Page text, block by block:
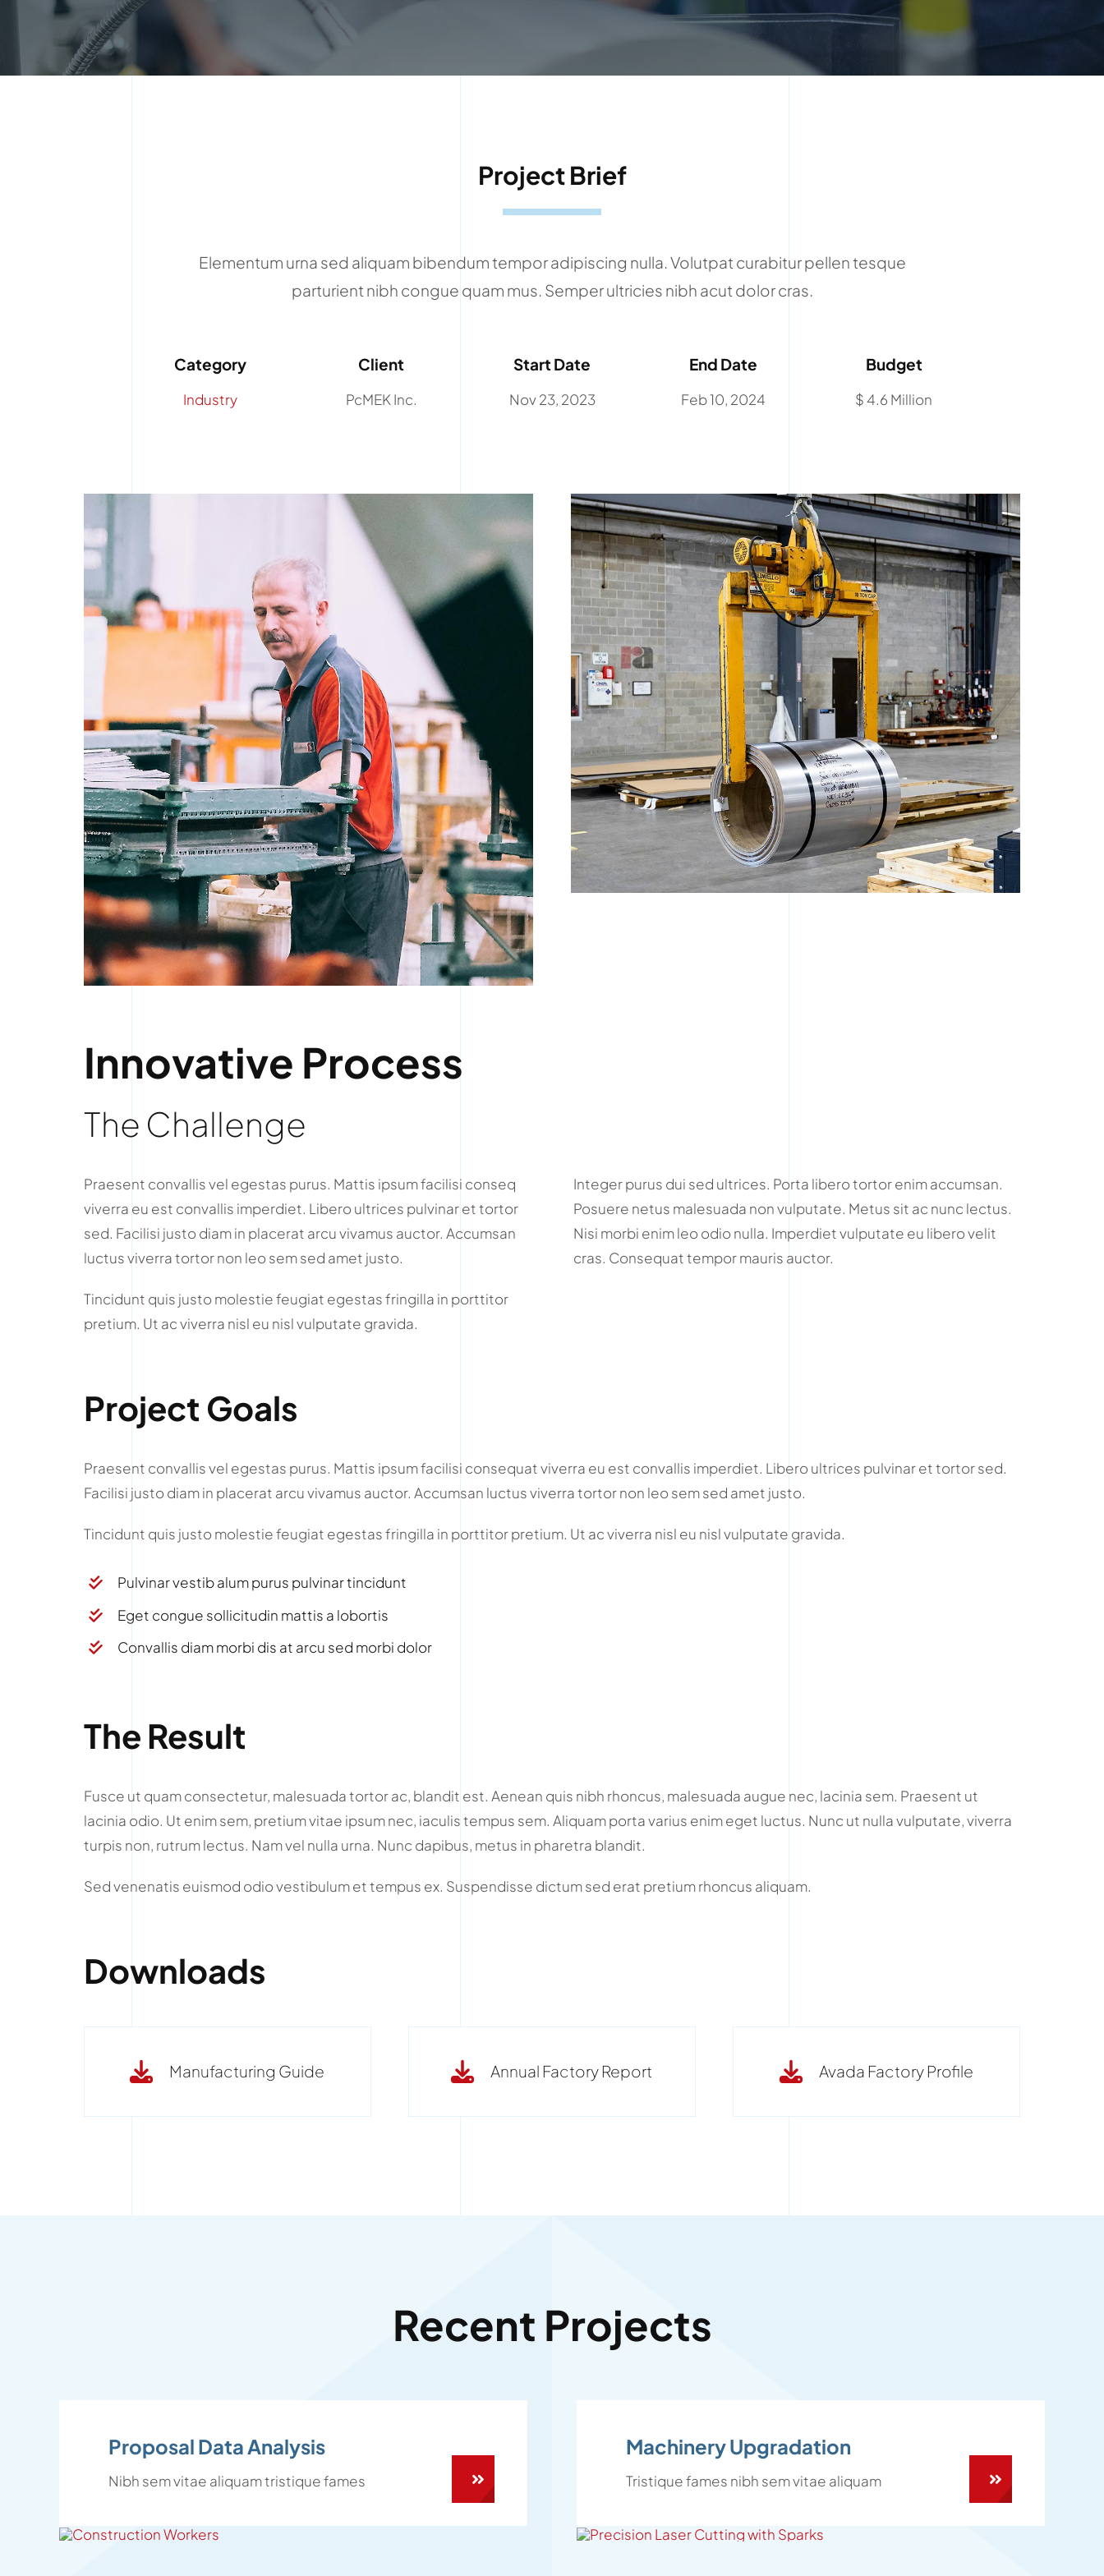
Project Brief
Elementum urna sed aliquam bibendum tempor adipiscing nulla. Volutpat curabitur pellen tesque
parturient nibh congue quam mus. Semper ultricies nibh acut dolor cras.
Category
Industry
Client
PcMEK Inc.
Start Date
Nov 23, 2023
End Date
Feb 10, 2024
Budget
$ 4.6 Million
Innovative Process
The Challenge
Praesent convallis vel egestas purus. Mattis ipsum facilisi conseq
viverra eu est convallis imperdiet. Libero ultrices pulvinar et tortor
sed. Facilisi justo diam in placerat arcu vivamus auctor. Accumsan
luctus viverra tortor non leo sem sed amet justo.
Tincidunt quis justo molestie feugiat egestas fringilla in porttitor
pretium. Ut ac viverra nisl eu nisl vulputate gravida.
Integer purus dui sed ultrices. Porta libero tortor enim accumsan.
Posuere netus malesuada non vulputate. Metus sit ac nunc lectus.
Nisi morbi enim leo odio nulla. Imperdiet vulputate eu libero velit
cras. Consequat tempor mauris auctor.
Project Goals
Praesent convallis vel egestas purus. Mattis ipsum facilisi consequat viverra eu est convallis imperdiet. Libero ultrices pulvinar et tortor sed.
Facilisi justo diam in placerat arcu vivamus auctor. Accumsan luctus viverra tortor non leo sem sed amet justo.
Tincidunt quis justo molestie feugiat egestas fringilla in porttitor pretium. Ut ac viverra nisl eu nisl vulputate gravida.
Pulvinar vestib alum purus pulvinar tincidunt
Eget congue sollicitudin mattis a lobortis
Convallis diam morbi dis at arcu sed morbi dolor
The Result
Fusce ut quam consectetur, malesuada tortor ac, blandit est. Aenean quis nibh rhoncus, malesuada augue nec, lacinia sem. Praesent ut
lacinia odio. Ut enim sem, pretium vitae ipsum nec, iaculis tempus sem. Aliquam porta varius enim eget luctus. Nunc ut nulla vulputate, viverra
turpis non, rutrum lectus. Nam vel nulla urna. Nunc dapibus, metus in pharetra blandit.
Sed venenatis euismod odio vestibulum et tempus ex. Suspendisse dictum sed erat pretium rhoncus aliquam.
Downloads
Manufacturing Guide Annual Factory Report Avada Factory Profile
Recent Projects
Proposal Data Analysis
Nibh sem vitae aliquam tristique fames
Machinery Upgradation
Tristique fames nibh sem vitae aliquam